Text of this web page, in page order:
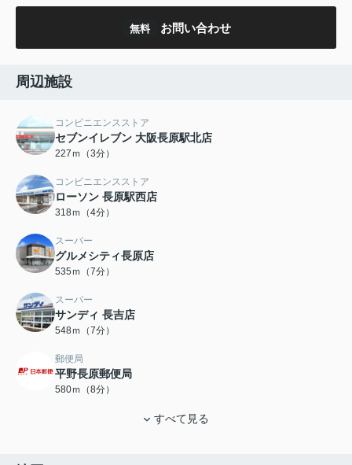
無料 お問い合わせ
周辺施設
コンビニエンスストア
セブンイレブン 大阪長原駅北店
227ｍ（3分）
コンビニエンスストア
ローソン 長原駅西店
318ｍ（4分）
スーパー
グルメシティ長原店
535ｍ（7分）
スーパー
サンディ 長吉店
548ｍ（7分）
郵便局
平野長原郵便局
580ｍ（8分）
すべて見る